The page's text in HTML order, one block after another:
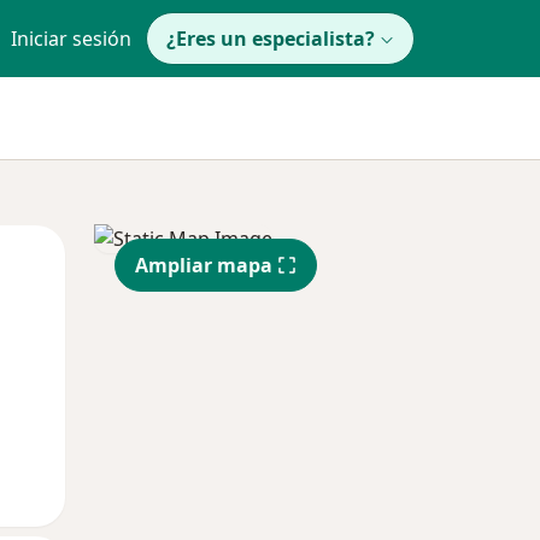
Iniciar sesión ¿Eres un especialista?
Jue
13 Ago
Vie
14 Ago
Ampliar mapa